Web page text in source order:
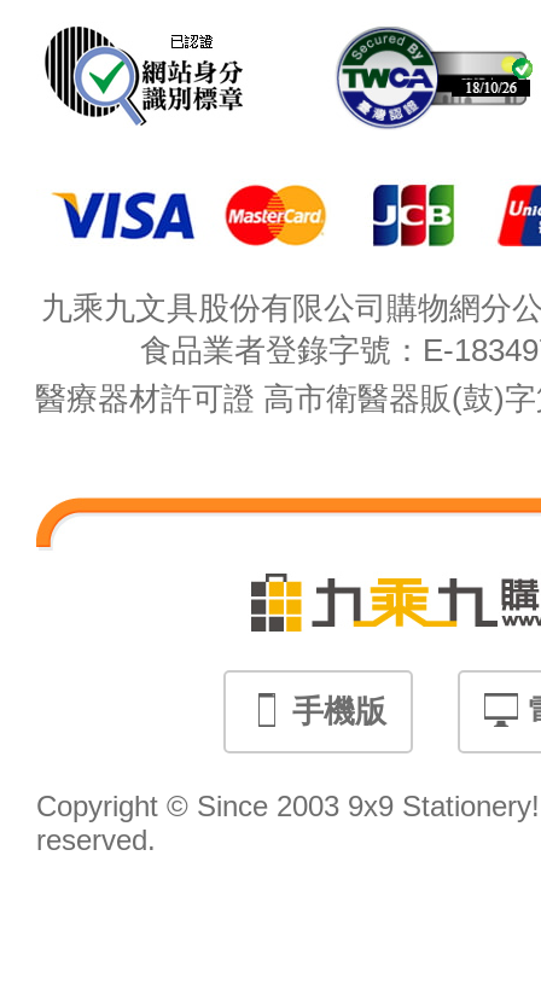
九乘九文具股份有限公司購物網分
食品業者登錄字號：E-
醫療器材許可證 高市衛醫器販(鼓)
手機版
Copyright © Since 2003 9x9
reserved.